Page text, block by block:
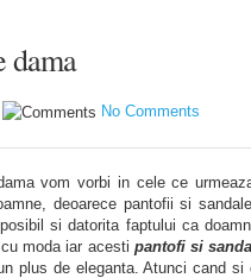
dama
No Comments
vom vorbi in cele ce
deoarece pantofii si
si datorita faptului ca
moda iar acesti pantofi si
plus de eleganta. Atunci cand